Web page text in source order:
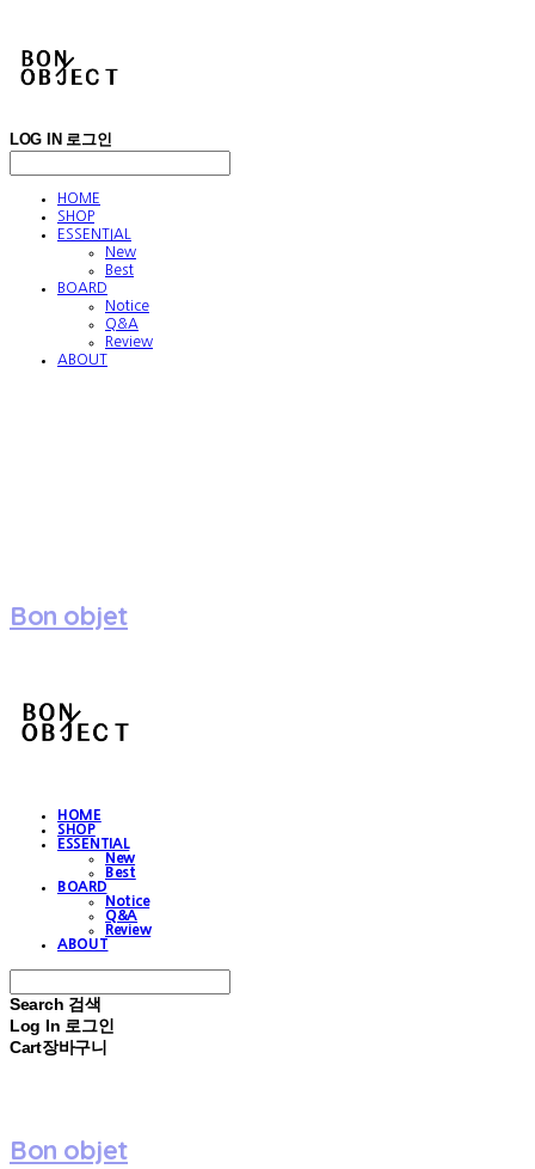
LOG IN 로그인
HOME
SHOP
ESSENTIAL
New
Best
BOARD
Notice
Q&A
Review
ABOUT
Bon objet
HOME
SHOP
ESSENTIAL
New
Best
BOARD
Notice
Q&A
Review
ABOUT
Search 검색
Log In 로그인
Cart장바구니
Bon objet